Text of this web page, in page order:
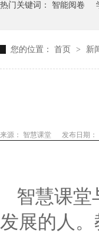
热门关键词： 智能阅卷
您的位置： 首页 > 新
来源： 智慧课堂 发布日期：
智慧课堂
发展的人